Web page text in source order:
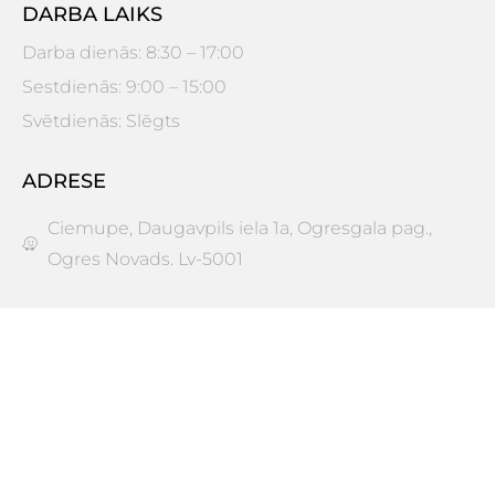
DARBA LAIKS
Darba dienās: 8:30 – 17:00
Sestdienās: 9:00 – 15:00
Svētdienās: Slēgts
ADRESE
Ciemupe, Daugavpils iela 1a, Ogresgala pag.,
Ogres Novads. Lv-5001